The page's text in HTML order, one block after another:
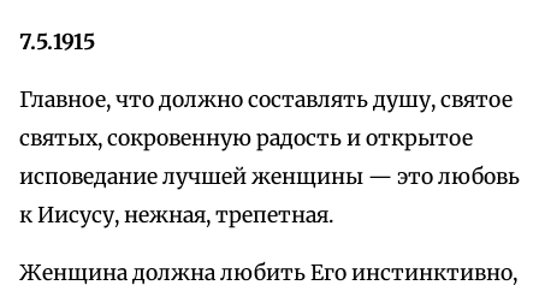
7.5.1915
Главное, что должно составлять душу, святое
святых, сокровенную радость и открытое
исповедание лучшей женщины — это любовь
к Иисусу, нежная, трепетная.
Женщина должна любить Его инстинктивно,